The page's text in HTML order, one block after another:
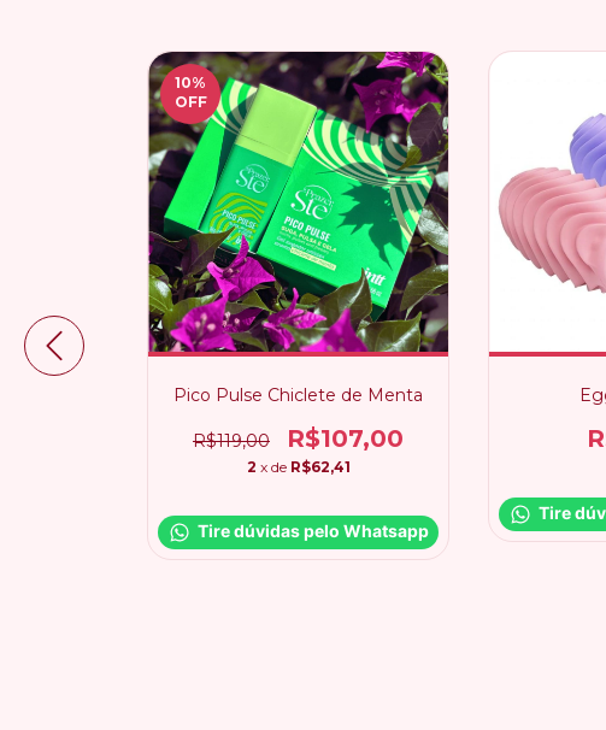
10%
OFF
Pico Pulse Chiclete de Menta
R$119,00 R$107,00
2 x de R$62,41
Tire dúvidas pelo Whatsapp
Tire